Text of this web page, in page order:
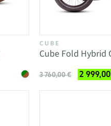
CUBE
Cube Fold Hybrid
3 760,00 € 2